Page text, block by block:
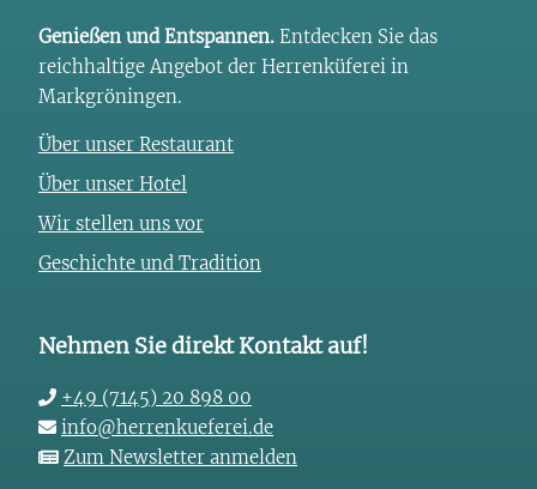
Genießen und Entspannen. Entdecken Sie das
reichhaltige Angebot der Herrenküferei in
Markgröningen.
Über unser Restaurant
Über unser Hotel
Wir stellen uns vor
Geschichte und Tradition
Nehmen Sie direkt Kontakt auf!
+49 (7145) 20 898 00
info@herrenkueferei.de
Zum Newsletter anmelden